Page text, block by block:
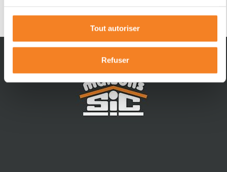
Tout autoriser
Refuser